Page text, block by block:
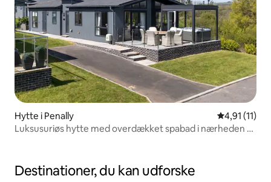
Hytte i Penally 4,91 ud af 5
4,91 (11)
Luksusuriøs hytte med overdækket spabad i nærheden af
Destinationer, du kan udforske